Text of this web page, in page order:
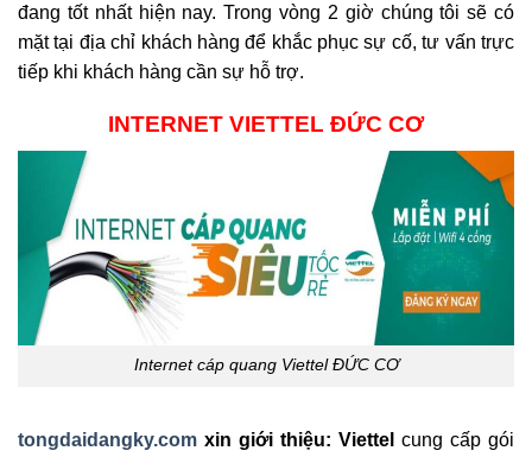
đang tốt nhất hiện nay. Trong vòng 2 giờ chúng tôi sẽ có
mặt tại địa chỉ khách hàng để khắc phục sự cố, tư vấn trực
tiếp khi khách hàng cần sự hỗ trợ.
INTERNET VIETTEL ĐỨC CƠ
Internet cáp quang Viettel ĐỨC CƠ
tongdaidangky.com xin giới thiệu: Viettel cung cấp gói